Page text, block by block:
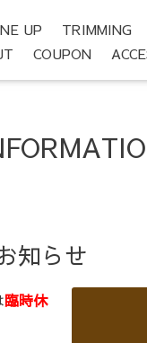
UP TRIMMING
COUPON
知らせ
臨時休